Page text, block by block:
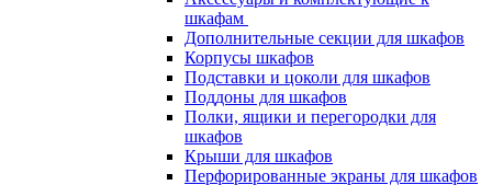
шкафам
Дополнительные секции для шкафов
Корпусы шкафов
Подставки и цоколи для шкафов
Поддоны для шкафов
Полки, ящики и перегородки для
шкафов
Крыши для шкафов
Перфорированные экраны для шкафов